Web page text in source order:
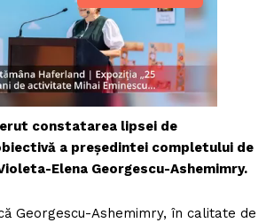
constatarea lipsei de
a președintei completului de
Elena Georgescu-Ashemimry.
Georgescu-Ashemimry, în calitate de